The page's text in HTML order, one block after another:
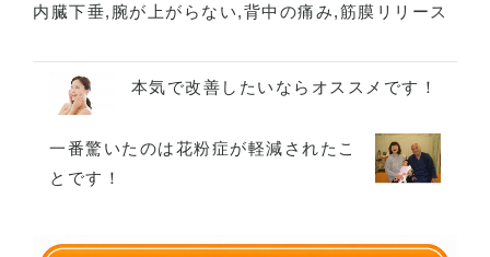
内臓下垂, 腕が上がらない,背中の痛み,筋膜リリース
本気で改善したいならオススメです！
一番驚いたのは花粉症が軽減されたこ
とです！